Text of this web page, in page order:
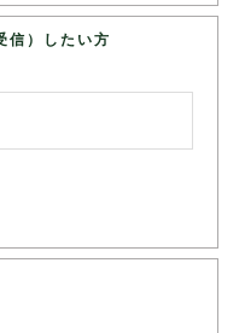
信）したい方